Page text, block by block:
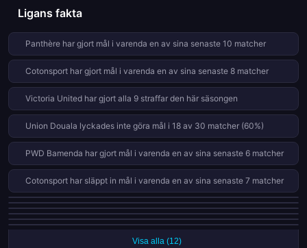
Ligans fakta
Panthère har gjort mål i varenda en av sina senaste 10 matcher
Cotonsport har gjort mål i varenda en av sina senaste 8 matcher
Victoria United har gjort alla 9 straffar den här säsongen
Union Douala lyckades inte göra mål i 18 av 30 matcher (60%)
PWD Bamenda har gjort mål i varenda en av sina senaste 6 matcher
Cotonsport har släppt in mål i varenda en av sina senaste 7 matcher
Victoria United har släppt in mål i varenda en av sina senaste 7 matcher
Union Douala har vunnit bara 0 av 15 bortamatcher den här säsongen
Dynamo de Douala har släppt in mål i varenda en av sina senaste 6
matcher
Victoria United vinner 63% hemma men bara 20% borta
Union Douala har fått 5 röda kort i 30 matcher den här säsongen
Visa alla (12)